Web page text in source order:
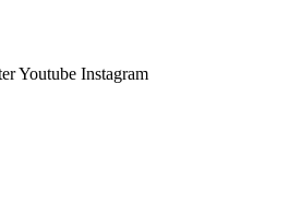
Youtube Instagram